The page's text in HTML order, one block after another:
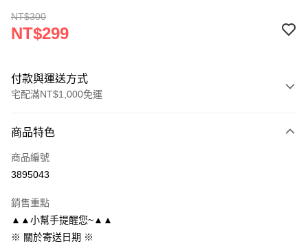
NT$300
NT$299
付款與運送方式
宅配滿NT$1,000免運
信用卡一次付款
LINE Pay
街口支付
悠遊付
商品特色
商品編號
3895043
銷售重點
▲▲小幫手提醒您~▲▲
※ 關於寄送日期 ※